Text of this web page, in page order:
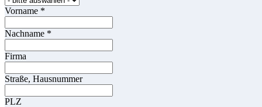
Vorname *
Nachname *
Firma
Straße, Hausnummer
PLZ